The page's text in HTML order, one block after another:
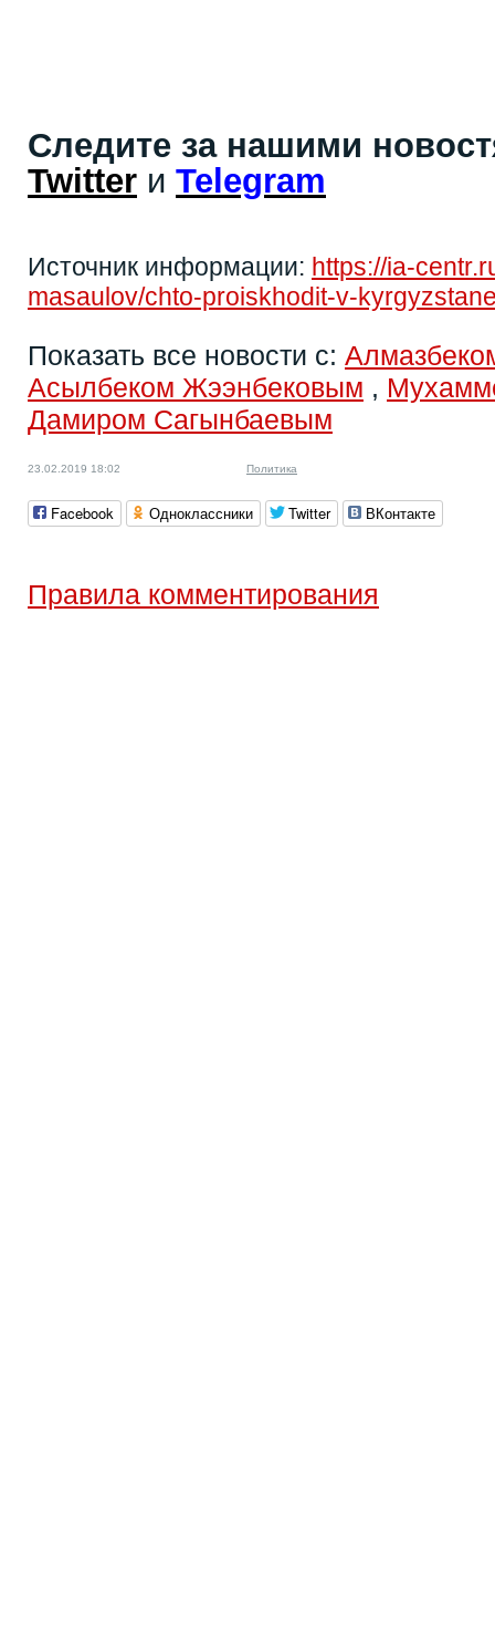
Следите за нашими
Twitter и Telegram
Источник информации: https://ia-
masaulov/chto-proiskhodit-v-
Показать все новости с:
Асылбеком Жээнбековым ,
Дамиром Сагынбаевым
23.02.2019 18:02 Политика
Facebook Одноклассники Twitter ВКонтакте
Правила комментирования